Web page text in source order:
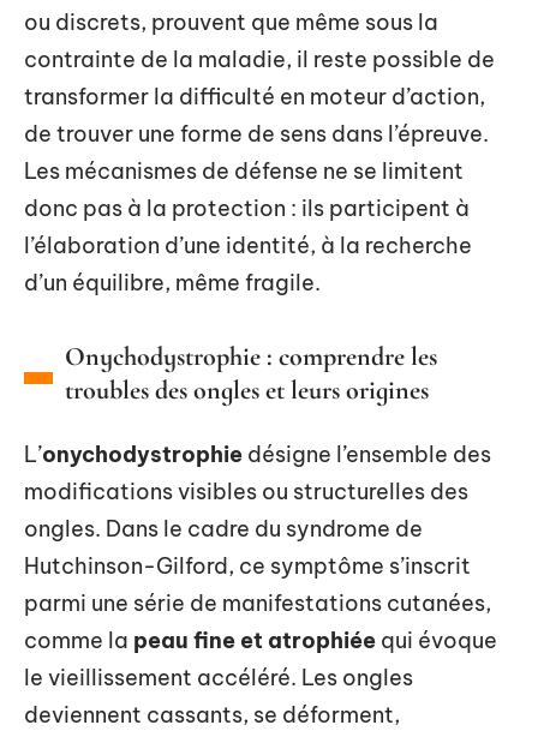
ou discrets, prouvent que même sous la
contrainte de la maladie, il reste possible de
transformer la difficulté en moteur d’action,
de trouver une forme de sens dans l’épreuve.
Les mécanismes de défense ne se limitent
donc pas à la protection : ils participent à
l’élaboration d’une identité, à la recherche
d’un équilibre, même fragile.
Onychodystrophie : comprendre les
troubles des ongles et leurs origines
L’onychodystrophie désigne l’ensemble des
modifications visibles ou structurelles des
ongles. Dans le cadre du syndrome de
Hutchinson-Gilford, ce symptôme s’inscrit
parmi une série de manifestations cutanées,
comme la peau fine et atrophiée qui évoque
le vieillissement accéléré. Les ongles
deviennent cassants, se déforment,